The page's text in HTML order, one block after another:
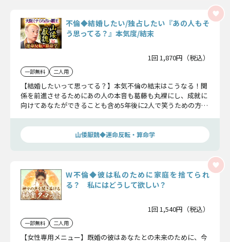
不倫◆結婚したい/独占したい『あの人もそ
う思ってる？』本気度/結末
1回 1,870円（税込）
一部無料 二人用
【結婚したいって思ってる？】本気不倫の結末はこうなる！関
係を前進させるためにあの人の本音も葛藤も丸裸にし、成就に
向けてあなたができることも含め5年後に2人で笑うための方策
山倭厭魏◆運命反転・算命学
W不倫◆彼は私のために家庭を捨てられ
る？ 私にはどうして欲しい？
1回 1,540円（税込）
一部無料 二人用
【女性専用メニュー】既婚の彼はあなたとの未来のために、今